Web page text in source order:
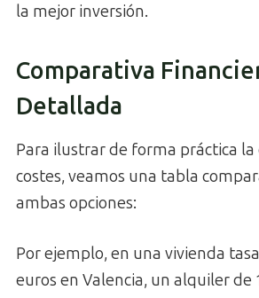
la mejor inversión.
Comparativa
Detallada
Para ilustrar de forma práctica
costes, veamos una tabla
ambas opciones:
Por ejemplo, en una vivienda
euros en Valencia, un alquiler de